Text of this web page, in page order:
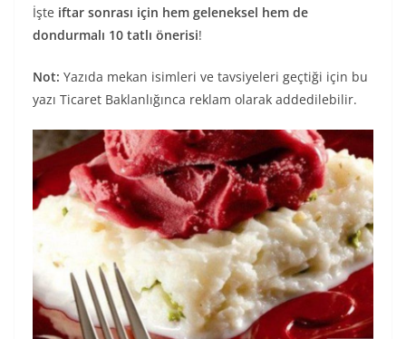
İşte iftar sonrası için hem geleneksel hem de
dondurmalı 10 tatlı önerisi!
Not: Yazıda mekan isimleri ve tavsiyeleri geçtiği için bu
yazı Ticaret Baklanlığınca reklam olarak addedilebilir.